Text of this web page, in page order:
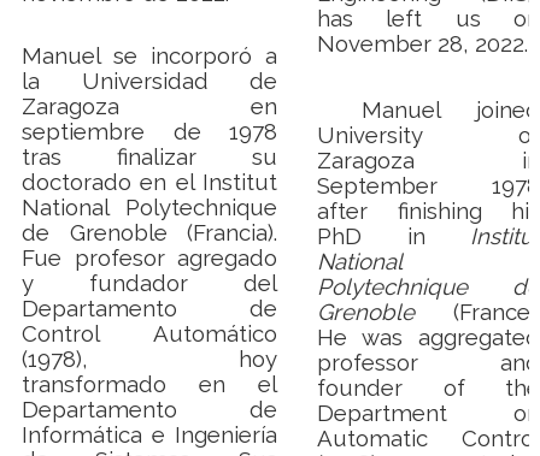
Manuel se incorporó a
la Universidad de
Zaragoza en
septiembre de 1978
tras finalizar su
doctorado en el Institut
National Polytechnique
de Grenoble (Francia).
Fue profesor agregado
y fundador del
Departamento de
Control Automático
(1978), hoy
transformado en el
Departamento de
Informática e Ingeniería
has left us on
November 28, 2022.
Manuel joined
University of
Zaragoza in
September 1978
after finishing his
PhD in Institut
National
Polytechnique de
Grenoble(France).
He was aggregated
professor and
founder of the
Department on
Automatic Control